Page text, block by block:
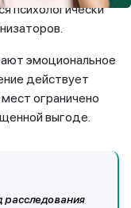
психологически
эмоциональное
действует
ограничено
выгоде.